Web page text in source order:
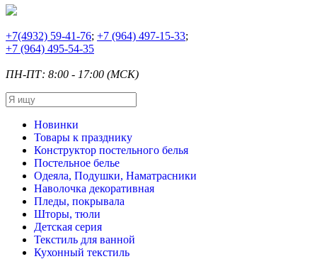
+7(4932) 59-41-76; +7 (964) 497-15-33;
+7 (964) 495-54-35
ПН-ПТ: 8:00 - 17:00 (МСК)
Новинки
Товары к празднику
Конструктор постельного белья
Постельное белье
Одеяла, Подушки, Наматрасники
Наволочка декоративная
Пледы, покрывала
Шторы, тюли
Детская серия
Текстиль для ванной
Кухонный текстиль